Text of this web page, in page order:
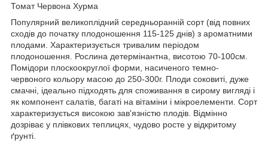
Томат Червона Хурма
Популярний великоплідний середньоранній сорт (від повних
сходів до початку плодоношення 115-125 днів) з ароматними
плодами. Характеризується тривалим періодом
плодоношення. Рослина детермінантна, висотою 70-100см.
Помідори плоскоокруглої форми, насиченого темно-
червоного кольору масою до 250-300г. Плоди соковиті, дуже
смачні, ідеально підходять для споживання в сирому вигляді і
як компонент салатів, багаті на вітаміни і мікроелементи. Сорт
характеризується високою зав'язністю плодів. Відмінно
дозріває у плівкових теплицях, чудово росте у відкритому
ґрунті.